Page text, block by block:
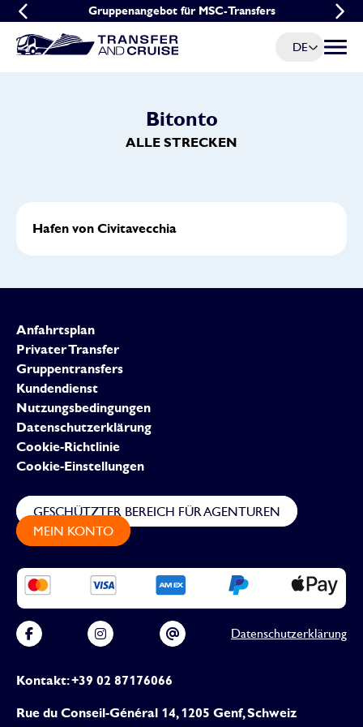
Gruppenangebot für MSC-Transfers
Frühbucher-Aktion für MSC-Transfers
DE Menü
Bitonto
ALLE STRECKEN
Hafen von Civitavecchia
Anfahrtsplan
Privater Transfer
Gruppentransfers
Kundendienst
Nutzungsbedingungen
Datenschutzerklärung
Cookie-Richtlinie
Cookie-Einstellungen
Kontakt: +39 02 87176066
Rue du Conseil-Général 14, 1205 Genf, Schweiz
GESCHÜTZTER BEREICH FÜR AGENTUREN
MEIN KONTO
Datenschutzerklärung